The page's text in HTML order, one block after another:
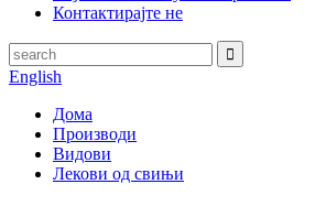
Контактирајте не
English
Дома
Производи
Видови
Лекови од свињи